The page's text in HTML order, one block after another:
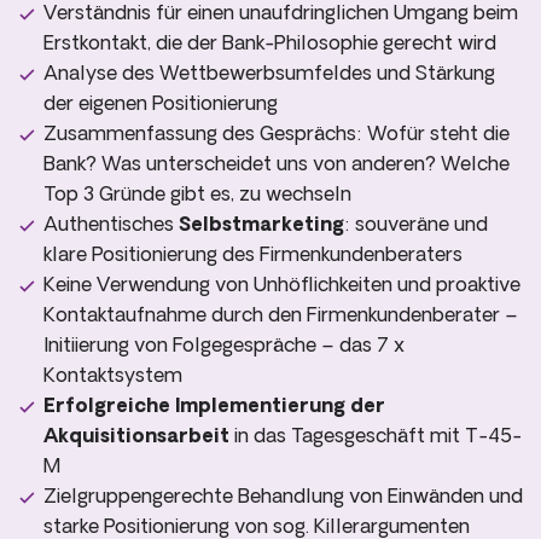
Verständnis für einen unaufdringlichen Umgang beim
Erstkontakt, die der Bank-Philosophie gerecht wird
Analyse des Wettbewerbsumfeldes und Stärkung
der eigenen Positionierung
Zusammenfassung des Gesprächs: Wofür steht die
Bank? Was unterscheidet uns von anderen? Welche
Top 3 Gründe gibt es, zu wechseln
Authentisches Selbstmarketing: souveräne und
klare Positionierung des Firmenkundenberaters
Keine Verwendung von Unhöflichkeiten und proaktive
Kontaktaufnahme durch den Firmenkundenberater –
Initiierung von Folgegespräche – das 7 x
Kontaktsystem
Erfolgreiche Implementierung der
Akquisitionsarbeit in das Tagesgeschäft mit T-45-
M
Zielgruppengerechte Behandlung von Einwänden und
starke Positionierung von sog. Killerargumenten